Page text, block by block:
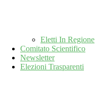
Eletti In Regione
Comitato Scientifico
Newsletter
Elezioni Trasparenti